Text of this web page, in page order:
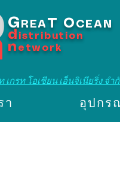
G REA T O CEAN
d istribution
n etwork
เกรท โอเชียน เอ็นจิเนียริ่ง จำ
า อุปกร